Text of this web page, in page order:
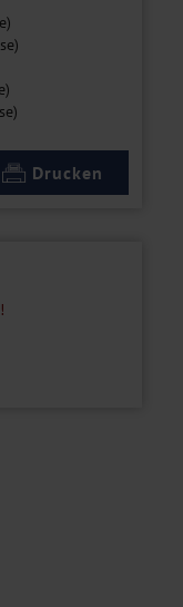
Drucken